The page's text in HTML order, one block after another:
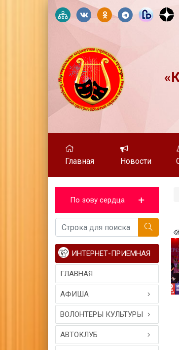
Главная Новости
По зову сердца
ИНТЕРНЕТ-ПРИЕМНАЯ
ГЛАВНАЯ
АФИША
ВОЛОНТЕРЫ КУЛЬТУРЫ
АВТОКЛУБ